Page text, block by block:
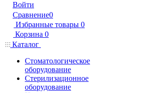
Войти
Сравнение0
Избранные товары 0
Корзина 0
Каталог
Стоматологическое
оборудование
Стерилизационное
оборудование